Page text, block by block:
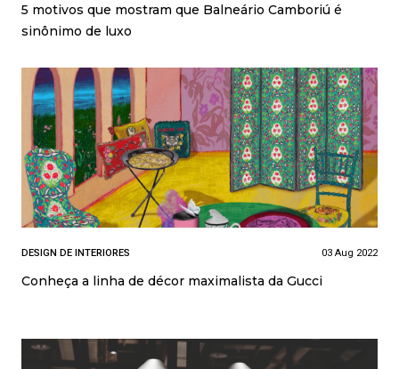
5 motivos que mostram que Balneário Camboriú é
sinônimo de luxo
DESIGN DE INTERIORES 03 Aug 2022
Conheça a linha de décor maximalista da Gucci